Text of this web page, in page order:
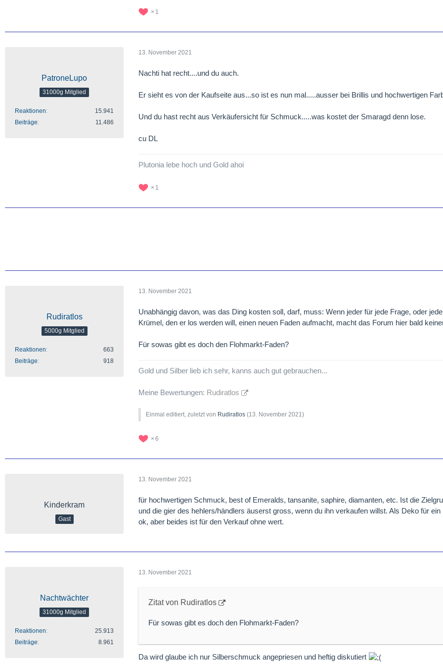
1
PatroneLupo
31000g Mitglied
Reaktionen
15.941
Beiträge
11.486
13. November 2021
Nachti hat recht....und du auch.
Er sieht es von der Kaufseite aus...so ist es nun mal.....ausser bei Brillis und hochwertigen
Und du hast recht aus Verkäufersicht für Schmuck.....was kostet der Smaragd denn lose.
cu DL
Plutonia lebe hoch und Gold ahoi
1
Rudiratlos
5000g Mitglied
Reaktionen
663
Beiträge
918
13. November 2021
Unabhängig davon, was das Ding kosten soll, darf, muss: Wenn jeder für jede Frage, oder
Krümel, den er los werden will, einen neuen Faden aufmacht, macht das Forum hier bald
Für sowas gibt es doch den Flohmarkt-Faden?
Gold und Silber lieb ich sehr, kanns auch gut gebrauchen...
Meine Bewertungen: Rudiratlos
Einmal editiert, zuletzt von Rudiratlos (13. November 2021)
6
Kinderkram
Gast
13. November 2021
für hochwertigen Schmuck, best of Emeralds, tansanite, saphire, diamanten, etc. Ist die
und die gier des hehlers/händlers äuserst gross, wenn du ihn verkaufen willst. Als Deko für
ok, aber beides ist für den Verkauf ohne wert.
Nachtwächter
31000g Mitglied
Reaktionen
25.913
Beiträge
8.961
13. November 2021
Zitat von Rudiratlos
Für sowas gibt es doch den Flohmarkt-Faden?
Da wird glaube ich nur Silberschmuck angepriesen und heftig diskutiert